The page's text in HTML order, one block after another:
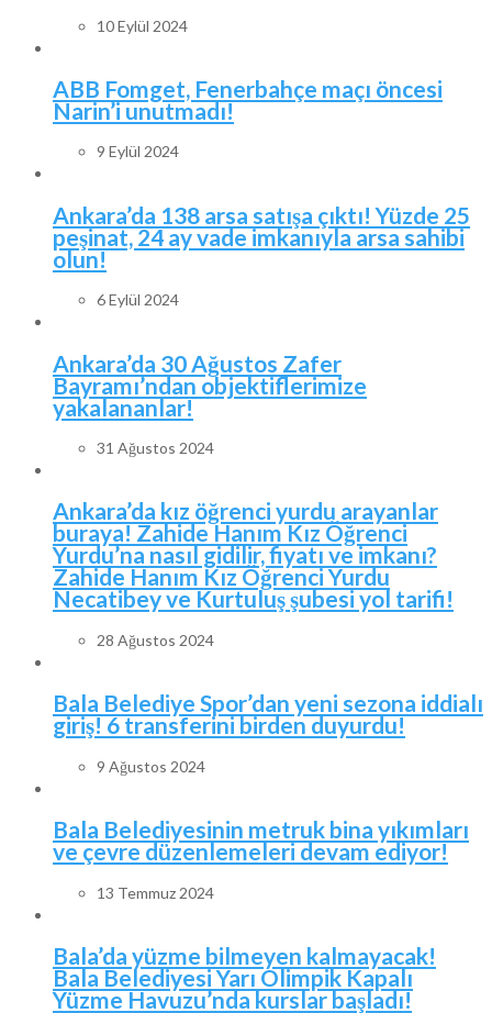
10 Eylül 2024
ABB Fomget, Fenerbahçe maçı öncesi
Narin’i unutmadı!
9 Eylül 2024
Ankara’da 138 arsa satışa çıktı! Yüzde 25
peşinat, 24 ay vade imkanıyla arsa sahibi
olun!
6 Eylül 2024
Ankara’da 30 Ağustos Zafer
Bayramı’ndan objektiflerimize
yakalananlar!
31 Ağustos 2024
Ankara’da kız öğrenci yurdu arayanlar
buraya! Zahide Hanım Kız Öğrenci
Yurdu’na nasıl gidilir, fiyatı ve imkanı?
Zahide Hanım Kız Öğrenci Yurdu
Necatibey ve Kurtuluş şubesi yol tarifi!
28 Ağustos 2024
Bala Belediye Spor’dan yeni sezona iddialı
giriş! 6 transferini birden duyurdu!
9 Ağustos 2024
Bala Belediyesinin metruk bina yıkımları
ve çevre düzenlemeleri devam ediyor!
13 Temmuz 2024
Bala’da yüzme bilmeyen kalmayacak!
Bala Belediyesi Yarı Olimpik Kapalı
Yüzme Havuzu’nda kurslar başladı!